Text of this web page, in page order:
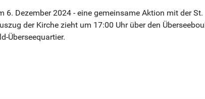
Dezember 2024 - eine gemeinsame Aktion mit der
der Kirche zieht um 17:00 Uhr über den
Überseequartier.